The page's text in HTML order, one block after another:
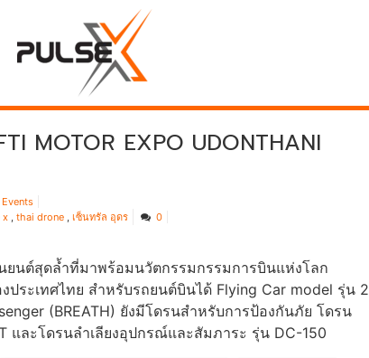
MOTOR EXPO UDONTHANI
Events
x ,thai drone ,เซ็นทรัล อุดร 0
นต์สุดล้ำที่มาพร้อมนวัตกรรมกรรมการบินแห่งโลก
ประเทศไทย สำหรับรถยนต์บินได้ Flying Car model รุ่น 2
(BREATH) ยังมีโดรนสำหรับการป้องกันภัย โดรน
และโดรนลำเลียงอุปกรณ์และสัมภาระ รุ่น DC-150